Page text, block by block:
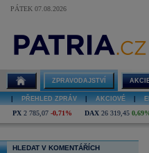
PÁTEK 07.08.2026
ZPRAVODAJSTVÍ
PŘEHLED ZPRÁV AKCIOVÉ
PX 2 785,07 -0,71% DAX 26 319,45
HLEDAT V KOMENTÁŘÍCH